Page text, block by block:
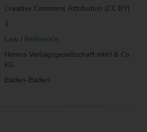
Creative Commons Attribution (CC BY)
1
Law / Reference
Nomos Verlagsgesellschaft mbH & Co.
KG
Baden-Baden